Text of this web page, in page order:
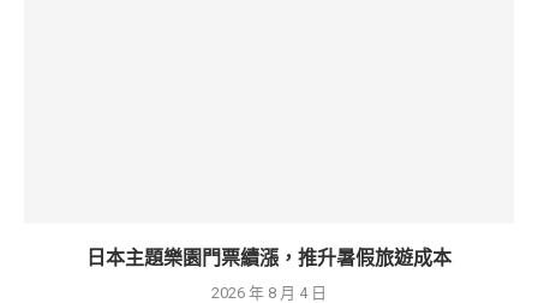
日本主題樂園門票續漲，推升暑假旅遊成本
2026 年 8 月 4 日